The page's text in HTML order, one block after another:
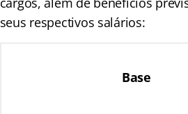
seus respectivos salários:
Base